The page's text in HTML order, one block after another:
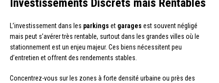
Investissements Discrets mais Rentables
L’investissement dans les parkings et garages est souvent négligé
mais peut s’avérer très rentable, surtout dans les grandes villes où le
stationnement est un enjeu majeur. Ces biens nécessitent peu
d’entretien et offrent des rendements stables.
Concentrez-vous sur les zones à forte densité urbaine ou près des